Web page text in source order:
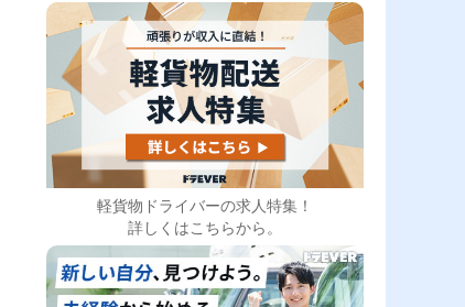
軽貨物ドライバーの求人特集！
詳しくはこちらから。